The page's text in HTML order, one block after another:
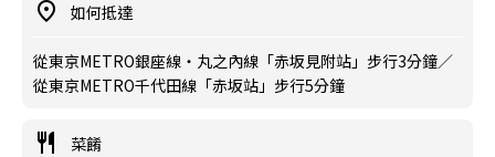
如何抵達
從東京METRO銀座線・丸之內線「赤坂見附站」步行3分鐘／
從東京METRO千代田線「赤坂站」步行5分鐘
菜餚